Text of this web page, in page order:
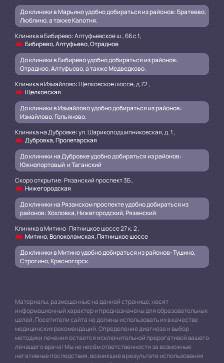
До клиники в Марьино удобно добираться из районов: Братеево,
Люблино, а также Капотня.
Клиника в Бибирево: Алтуфьевское ш., 66 с.1,
Бибирево, Алтуфьево, Отрадное
До клиники в Бибирево удобно добираться из районов:
Отрадное, Алтуфьево, а также Медведково.
Клиника в Измайлово: Щелковское шоссе, д.72 ,
Щелковская
До клиники в Измайлово удобно добираться из районов:
Измайлово, Гольяново.
Клиника на Дубровке: ул. Шарикоподшипниковская, д. 1 ,
Дубровка, Пролетарская
До клиники на Дубровке удобно добираться из районов:
Южнопортовый и Таганский.
Скоро открытие: Рязанский проспект 3Б ,
Нижегородская
До клиники на Рязанском проспекте удобно добираться из
районов: Хохловка, Нижегородский, Рязанский..
Клиника в Митино: Пятницкое шоссе 27 к. 2 ,
Митино, Волоколамская, Пятницкое шоссе
До клиники в Митино удобно добираться из районов: Тушино,
Строгино, Красногорск.
Материалы, размещенные на данной странице, носят
информационный характер и предназначены для образовательных
целей. Посетители сайта не должны использовать их в качестве
медицинских рекомендаций. Определение диагноза и выбор
методики лечения остается исключительной прерогативой вашего
лечащего врача! Мы не несём ответственности за возможные
негативные последствия, возникшие в результате использования